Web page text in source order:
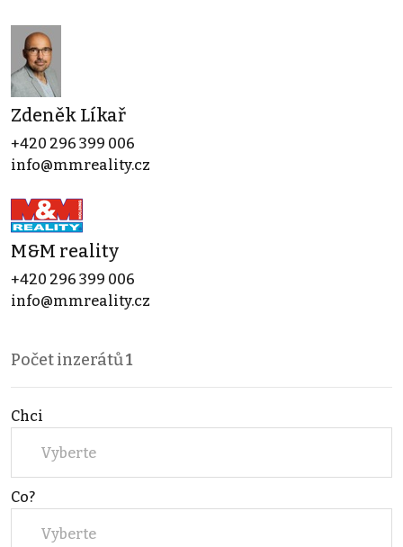
Zdeněk Líkař
+420 296 399 006
info@mmreality.cz
M&M reality
+420 296 399 006
info@mmreality.cz
Počet inzerátů1
Chci
Vyberte
Co?
Vyberte